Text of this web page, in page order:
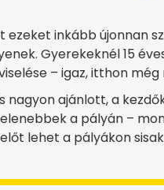
ezeket inkább újonnan
Gyerekeknél 15
– igaz, itthon
nagyon ajánlott, a
a pályán –
lehet a pályákon